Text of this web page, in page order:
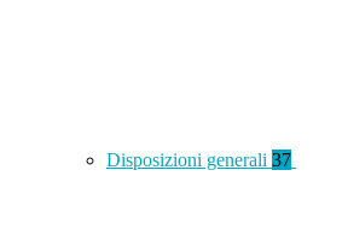
Disposizioni generali 37